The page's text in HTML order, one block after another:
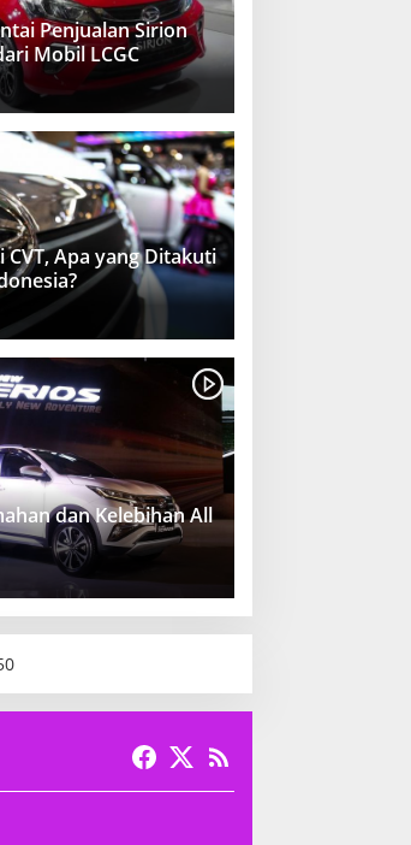
Penjualan Sirion
Mobil LCGC
CVT, Apa yang Ditakuti
dan Kelebihan All